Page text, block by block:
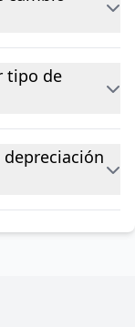
tipo de